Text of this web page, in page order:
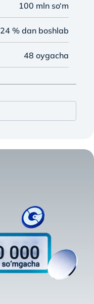
100 mln so‘m
24 % dan boshlab
48 oygacha